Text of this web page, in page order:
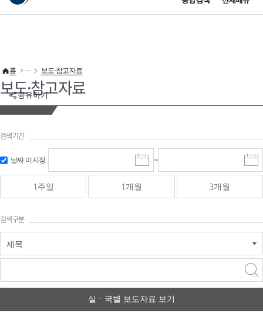
이 누리집은 대한민국 공식 전자정부 누리집입니다.
공유하기
홈 보도·참고자료
보도·참고자료
검색기간
날짜 미지정
시
작
일
선
~
종
료
선
1주일 1개월 3개월
검색구분
제목
실ㆍ국별 보도자료 보기